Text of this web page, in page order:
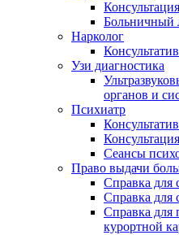
Больничный
Нарколог
Узи диагностика
органов и
Психиатр
Сеансы
Право выдачи
Справка для
Справка для
Справка для
курортной